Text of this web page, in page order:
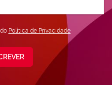
Política de Privacidade